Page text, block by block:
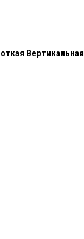
Вертикальная